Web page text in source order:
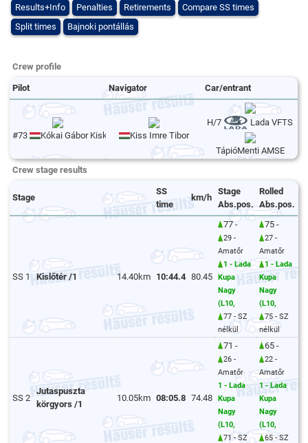
Results+Info
Penalties Retirements
Compare SS times
Split times
Bajnoki pontállás
Crew profile
Pilot Navigator Car/entrant
#73 Kókai Gábor Kiskókai Kiss Imre Tibor
H/7 Lada VFTS
TápióMenti AMSE
Crew stage results
Stage
SS
time
km/h
Stage
Abs.pos.
Rolled
Abs.pos.
SS 1 Kislőtér /1 14.40km 10:44.4 80.45
77 -
29 -
Amatőr
1 - Lada
Kupa
Nagy
(L10,
77 - SZ
nélkül
75 -
27 -
Amatőr
1 - Lada
Kupa
Nagy
(L10,
75 - SZ
nélkül
SS 2
Jutaspuszta
körgyors /1
10.05km 08:05.8 74.48
71 -
26 -
Amatőr
1 - Lada
Kupa
Nagy
(L10,
71 - SZ
65 -
22 -
Amatőr
1 - Lada
Kupa
Nagy
(L10,
65 - SZ